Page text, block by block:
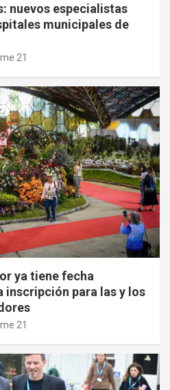
nuevos especialistas
municipales de
21
ya tiene fecha
inscripción para las y los
21